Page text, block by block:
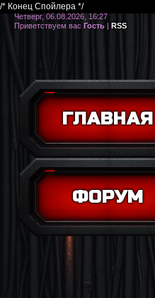
/* Конец Спойлера */
ГЛАВНАЯ
ФОРУМ
Четверг, 06.08.2026, 16:27
Приветствуем вас Гость | RSS